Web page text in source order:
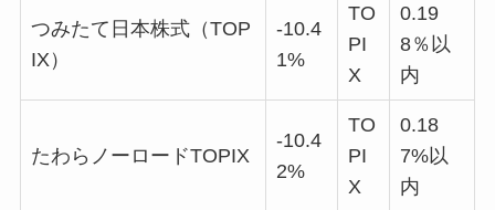
つみたて日本株式（TOP
IX）
-10.4
1%
TO
PI
X
0.19
8％以
内
たわらノーロードTOPIX
-10.4
2%
TO
PI
X
0.18
7%以
内